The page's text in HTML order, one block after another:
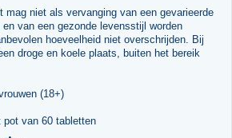
mag niet als vervanging van een gevarieerde
van een gezonde levensstijl worden
hoeveelheid niet overschrijden. Bij
droge en koele plaats, buiten het bereik
(18+)
pot van 60 tabletten